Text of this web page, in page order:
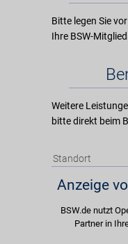
Bitte legen Sie
Ihre BSW-
Weitere
bitte direkt beim
Standort
Anzeige
BSW.de nutzt
Partner in